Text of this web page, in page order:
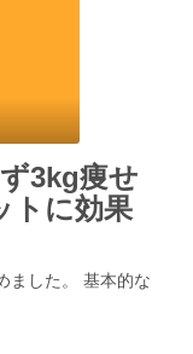
3kg痩せ
トに効果
ました。 基本的な